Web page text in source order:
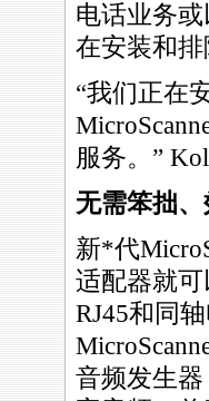
电话业务
在安装和
“我们正在
服务。”
无需笨拙
新*代
适配器就可
RJ45和同
音频发生